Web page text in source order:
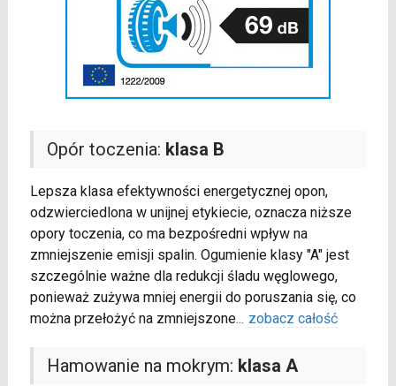
Opór toczenia: klasa B
Lepsza klasa efektywności energetycznej opon,
odzwierciedlona w unijnej etykiecie, oznacza niższe
opory toczenia, co ma bezpośredni wpływ na
zmniejszenie emisji spalin. Ogumienie klasy "A" jest
szczególnie ważne dla redukcji śladu węglowego,
ponieważ zużywa mniej energii do poruszania się, co
można przełożyć na zmniejszone... zobacz całość
Hamowanie na mokrym: klasa A